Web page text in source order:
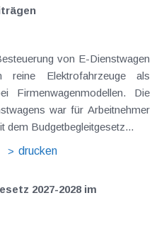
von E-Dienstwagen
reine Elektrofahrzeuge als
Firmenwagenmodellen. Die
war für Arbeitnehmer
dem Budgetbegleitgesetz...
drucken
2027-2028 im